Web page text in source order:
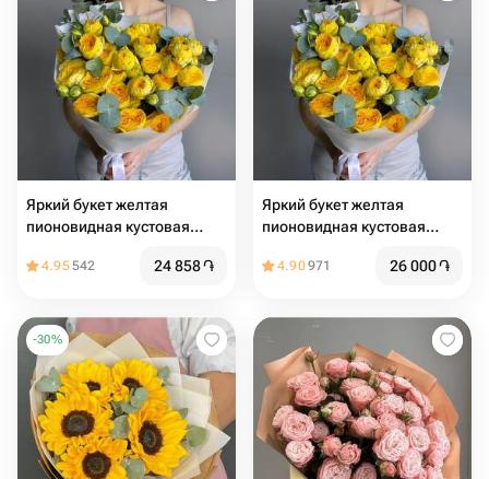
Яркий букет желтая
пионовидная кустовая
4.95542 24 858֏
Яркий букет желтая
пионовидная кустовая
4.90971 26 000֏
-30%